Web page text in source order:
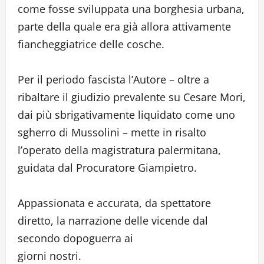
come fosse sviluppata una borghesia urbana,
parte della quale era già allora attivamente
fiancheggiatrice delle cosche.
Per il periodo fascista l’Autore – oltre a
ribaltare il giudizio prevalente su Cesare Mori,
dai più sbrigativamente liquidato come uno
sgherro di Mussolini – mette in risalto
l’operato della magistratura palermitana,
guidata dal Procuratore Giampietro.
Appassionata e accurata, da spettatore
diretto, la narrazione delle vicende dal
secondo dopoguerra ai
giorni nostri.